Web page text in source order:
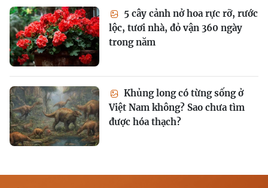
5 cây cảnh nở hoa rực rỡ, rước
lộc, tươi nhà, đỏ vận 360 ngày
trong năm
Khủng long có từng sống ở
Việt Nam không? Sao chưa tìm
được hóa thạch?